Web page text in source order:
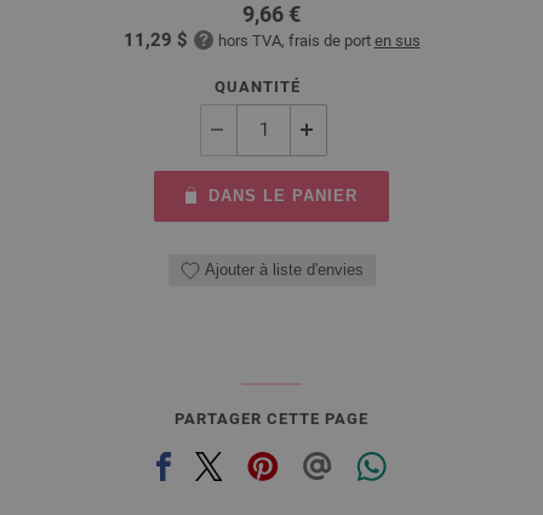
9,66 €
11,29 $ hors TVA, frais de port en sus
QUANTITÉ
DANS LE PANIER
Ajouter à liste d'envies
PARTAGER CETTE PAGE